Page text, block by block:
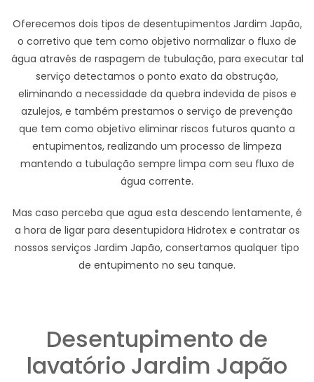
Oferecemos dois tipos de desentupimentos Jardim Japão,
o corretivo que tem como objetivo normalizar o fluxo de
água através de raspagem de tubulação, para executar tal
serviço detectamos o ponto exato da obstrução,
eliminando a necessidade da quebra indevida de pisos e
azulejos, e também prestamos o serviço de prevenção
que tem como objetivo eliminar riscos futuros quanto a
entupimentos, realizando um processo de limpeza
mantendo a tubulação sempre limpa com seu fluxo de
água corrente.
Mas caso perceba que agua esta descendo lentamente, é
a hora de ligar para desentupidora Hidrotex e contratar os
nossos serviços Jardim Japão, consertamos qualquer tipo
de entupimento no seu tanque.
Desentupimento de
lavatório Jardim Japão